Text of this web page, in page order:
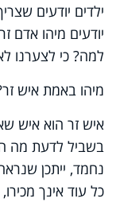
ילדים יודעים
יודעים מיהו
למה? כי לצערנו
מיהו באמת איש
איש זר הוא איש
בשביל לדעת מה
נחמד, ייתכן
כל עוד אינך